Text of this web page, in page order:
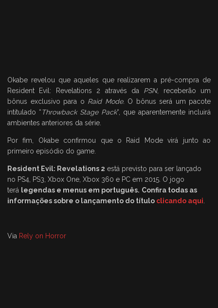
Okabe revelou que aqueles que realizarem a pré-compra de
Resident Evil: Revelations 2 através da PSN, receberão um
bônus exclusivo para o Raid Mode. O bônus será um pacote
intitulado “Throwback Stage Pack“, que aparentemente incluirá
ambientes anteriores da série.
Por fim, Okabe confirmou que o Raid Mode virá junto ao
primeiro episódio do game.
Resident Evil: Revelations 2 está previsto para ser lançado
no PS4, PS3, Xbox One, Xbox 360 e PC em 2015. O jogo
terá legendas e menus em português. Confira todas as
informações sobre o lançamento do título clicando aqui
Via Rely on Horror